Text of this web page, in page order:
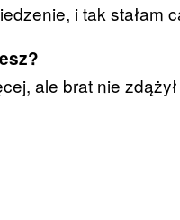
i tak stałam
ale brat nie